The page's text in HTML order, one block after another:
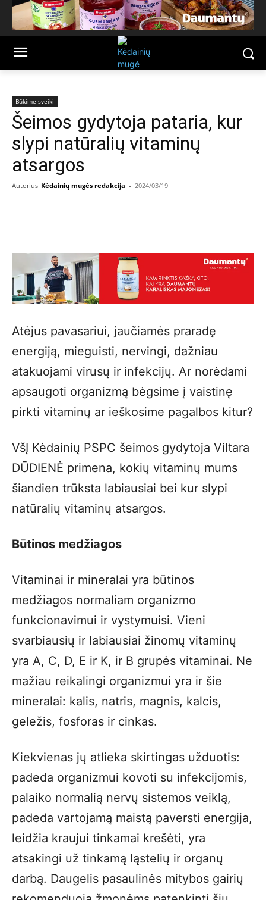
Būkime sveiki
Šeimos gydytoja pataria, kur
slypi natūralių vitaminų
atsargos
Autorius Kėdainių mugės redakcija - 2024/03/19
Atėjus pavasariui, jaučiamės praradę
energiją, mieguisti, nervingi, dažniau
atakuojami virusų ir infekcijų. Ar norėdami
apsaugoti organizmą bėgsime į vaistinę
pirkti vitaminų ar ieškosime pagalbos kitur?
VšĮ Kėdainių PSPC šeimos gydytoja Viltara
DŪDIENĖ primena, kokių vitaminų mums
šiandien trūksta labiausiai bei kur slypi
natūralių vitaminų atsargos.
Būtinos medžiagos
Vitaminai ir mineralai yra būtinos
medžiagos normaliam organizmo
funkcionavimui ir vystymuisi. Vieni
svarbiausių ir labiausiai žinomų vitaminų
yra A, C, D, E ir K, ir B grupės vitaminai. Ne
mažiau reikalingi organizmui yra ir šie
mineralai: kalis, natris, magnis, kalcis,
geležis, fosforas ir cinkas.
Kiekvienas jų atlieka skirtingas užduotis:
padeda organizmui kovoti su infekcijomis,
palaiko normalią nervų sistemos veiklą,
padeda vartojamą maistą paversti energija,
leidžia kraujui tinkamai krešėti, yra
atsakingi už tinkamą ląstelių ir organų
darbą. Daugelis pasaulinės mitybos gairių